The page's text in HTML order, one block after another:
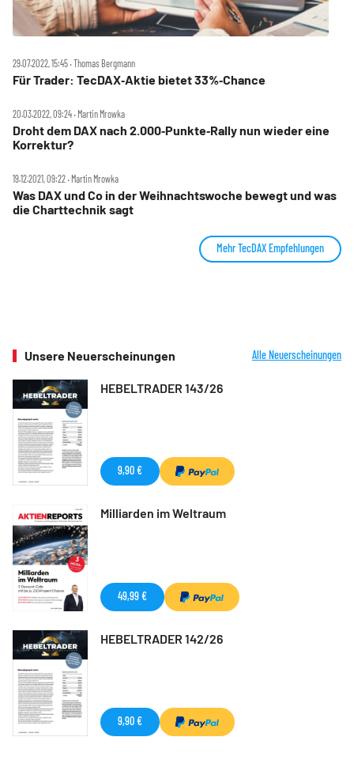
29.07.2022, 15:45 ‧ Thomas Bergmann
Für Trader: TecDAX‑Aktie bietet 33%‑Chance
20.03.2022, 09:24 ‧ Martin Mrowka
Droht dem DAX nach 2.000‑Punkte‑Rally nun wieder eine
Korrektur?
19.12.2021, 09:22 ‧ Martin Mrowka
Was DAX und Co in der Weihnachtswoche bewegt und was
die Charttechnik sagt
Mehr TecDAX Empfehlungen
Unsere Neuerscheinungen Alle Neuerscheinungen
HEBELTRADER 143/26
9,90 €
Milliarden im Weltraum
49,99 €
HEBELTRADER 142/26
9,90 €